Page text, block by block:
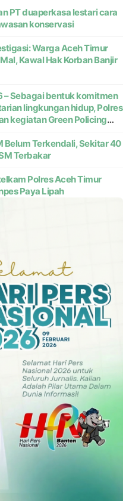
PT duaperkasa lestari cara
konservasi
Warga Aceh Timur
Kawal Hak Korban Banjir
– Sebagai bentuk komitmen
lingkungan hidup, Polres
kegiatan Green Policing
Belum Terkendali, Sekitar 40
Terbakar
Polres Aceh Timur
Paya Lipah